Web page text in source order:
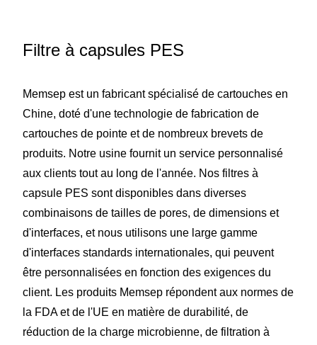
Filtre à capsules PES
Memsep est un fabricant spécialisé de cartouches en
Chine, doté d'une technologie de fabrication de
cartouches de pointe et de nombreux brevets de
produits. Notre usine fournit un service personnalisé
aux clients tout au long de l'année. Nos filtres à
capsule PES sont disponibles dans diverses
combinaisons de tailles de pores, de dimensions et
d'interfaces, et nous utilisons une large gamme
d'interfaces standards internationales, qui peuvent
être personnalisées en fonction des exigences du
client. Les produits Memsep répondent aux normes de
la FDA et de l'UE en matière de durabilité, de
réduction de la charge microbienne, de filtration à